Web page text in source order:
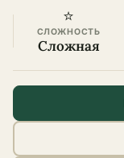
⭐
СЛОЖНОСТЬ
Сложная